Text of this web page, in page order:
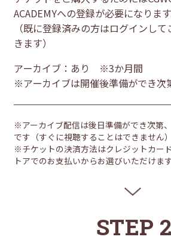
ACADEMYへの登録が必要になります
（既に登録済みの方はログインし
きます）
アーカイブ：あり ※3か月間
※アーカイブは開催後準備ができ次
※アーカイブ配信は後日準備ができ次第
です（すぐに視聴することはできません）
※チケットの決済方法はクレジットカー
トアでのお支払いからお選びいただけま
STEP 2